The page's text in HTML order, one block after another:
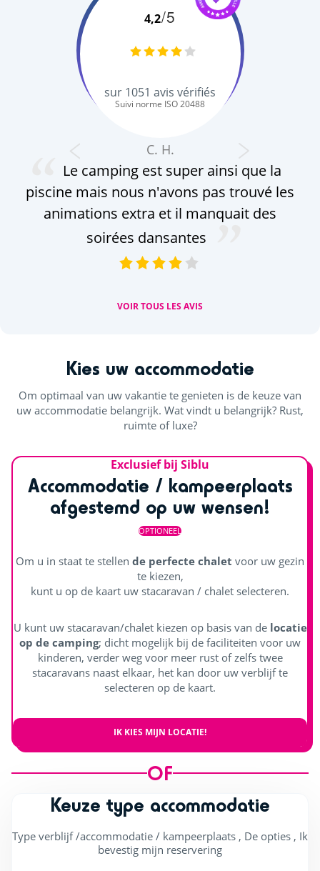
4,2/5
sur 1051 avis vérifiés
Suivi norme ISO 20488
C. H.
Le camping est super ainsi que la
piscine mais nous n'avons pas trouvé les
animations extra et il manquait des
soirées dansantes
VOIR TOUS LES AVIS
Kies uw accommodatie
Om optimaal van uw vakantie te genieten is de keuze van
uw accommodatie belangrijk. Wat vindt u belangrijk? Rust,
ruimte of luxe?
Exclusief bij Siblu
Accommodatie / kampeerplaats
afgestemd op uw wensen!
OPTIONEEL
Om u in staat te stellen de perfecte chalet voor uw gezin
te kiezen,
kunt u op de kaart uw stacaravan / chalet selecteren.
U kunt uw stacaravan/chalet kiezen op basis van delocatie
op de camping; dicht mogelijk bij de faciliteiten voor uw
kinderen, verder weg voor meer rust of zelfs twee
stacaravans naast elkaar, het kan door uw verblijf te
selecteren op de kaart.
IK KIES MIJN LOCATIE!
OF
Keuze type accommodatie
Type verblijf /accommodatie / kampeerplaats , De opties , Ik
bevestig mijn reservering